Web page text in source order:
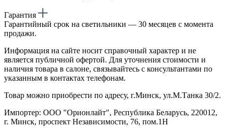
Гарантия
Гарантийный срок на светильники — 30 месяцев с момента
продажи.
Информация на сайте носит справочный характер и не
является публичной офертой. Для уточнения стоимости и
наличия товара в салоне, связывайтесь с консультантами по
указанным в контактах телефонам.
Товар можно приобрести по адресу, г.Минск, ул.М.Танка 30/2.
Импортер: ООО "Орионлайт", Республика Беларусь, 220012,
г. Минск, проспект Независимости, 76, пом.1Н